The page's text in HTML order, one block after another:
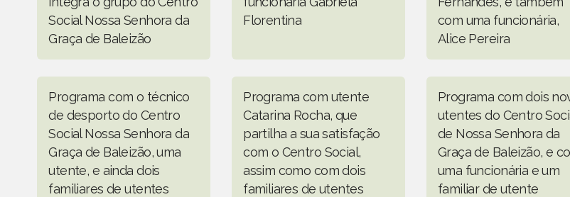
Social Nossa Senhora da
Graça de Baleizão
Florentina
com uma funcionária,
Alice Pereira
Programa com o técnico
de desporto do Centro
Social Nossa Senhora da
Graça de Baleizão, uma
utente, e ainda dois
familiares de utentes
Programa com utente
Catarina Rocha, que
partilha a sua satisfação
com o Centro Social,
assim como com dois
familiares de utentes
Programa com dois
utentes do Centro
de Nossa Senhora da
Graça de Baleizão, e
uma funcionária e um
familiar de utente